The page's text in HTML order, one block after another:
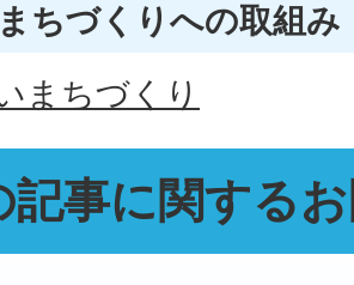
ちづくりへの取組み
まちづくり
記事に関する